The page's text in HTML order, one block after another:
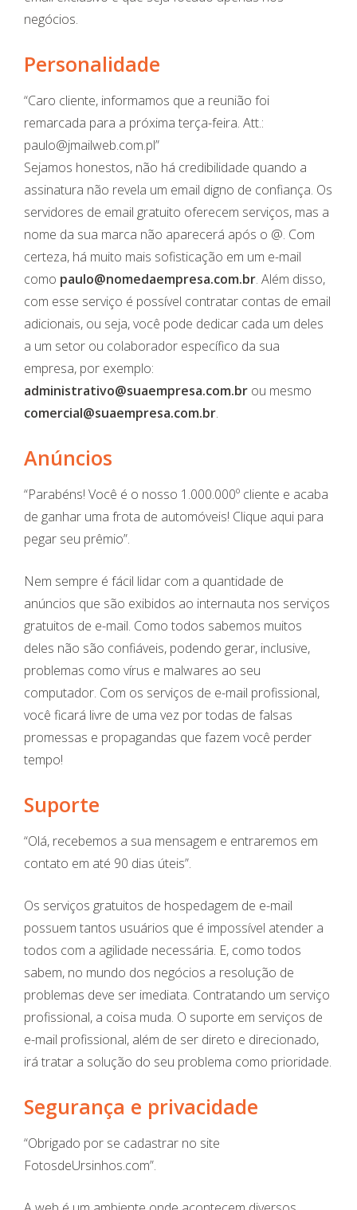
negócios.
Personalidade
“Caro cliente, informamos que a reunião foi
remarcada para a próxima terça-feira. Att.:
paulo@jmailweb.com.pl”
Sejamos honestos, não há credibilidade quando a
assinatura não revela um email digno de confiança. Os
servidores de email gratuito oferecem serviços, mas a
nome da sua marca não aparecerá após o @. Com
certeza, há muito mais sofisticação em um e-mail
como paulo@nomedaempresa.com.br. Além disso,
com esse serviço é possível contratar contas de email
adicionais, ou seja, você pode dedicar cada um deles
a um setor ou colaborador específico da sua
empresa, por exemplo:
administrativo@suaempresa.com.br ou mesmo
comercial@suaempresa.com.br.
Anúncios
“Parabéns! Você é o nosso 1.000.000º cliente e acaba
de ganhar uma frota de automóveis! Clique aqui para
pegar seu prêmio”.
Nem sempre é fácil lidar com a quantidade de
anúncios que são exibidos ao internauta nos serviços
gratuitos de e-mail. Como todos sabemos muitos
deles não são confiáveis, podendo gerar, inclusive,
problemas como vírus e malwares ao seu
computador. Com os serviços de e-mail profissional,
você ficará livre de uma vez por todas de falsas
promessas e propagandas que fazem você perder
tempo!
Suporte
“Olá, recebemos a sua mensagem e entraremos em
contato em até 90 dias úteis”.
Os serviços gratuitos de hospedagem de e-mail
possuem tantos usuários que é impossível atender a
todos com a agilidade necessária. E, como todos
sabem, no mundo dos negócios a resolução de
problemas deve ser imediata. Contratando um serviço
profissional, a coisa muda. O suporte em serviços de
e-mail profissional, além de ser direto e direcionado,
irá tratar a solução do seu problema como prioridade.
Segurança e privacidade
“Obrigado por se cadastrar no site
FotosdeUrsinhos.com”.